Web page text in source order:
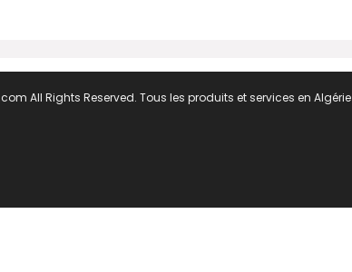
All Rights Reserved. Tous les produits et services en Algérie